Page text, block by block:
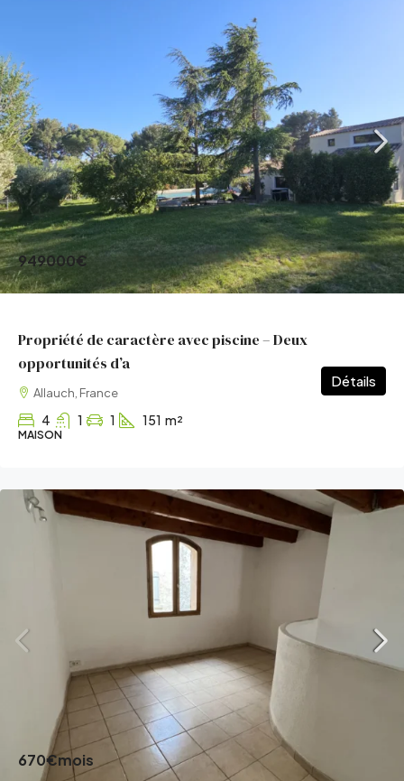
949000€
Propriété de caractère avec piscine – Deux
opportunités d’a
Allauch, France
4 1 1 151 m²
MAISON
Détails
670€mois